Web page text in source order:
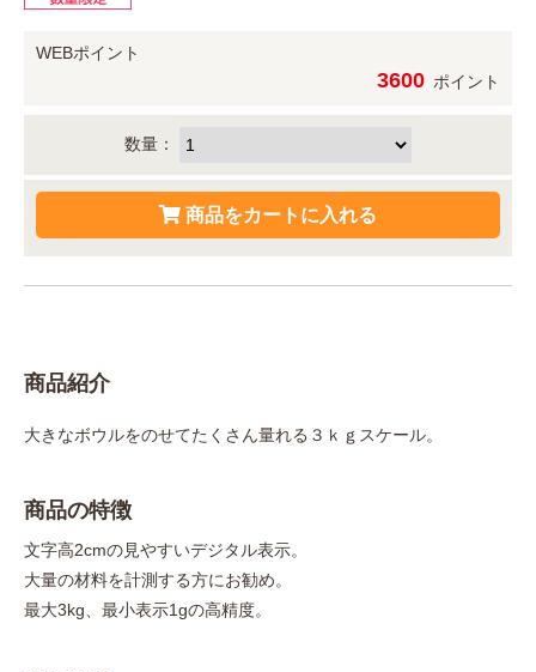
WEBポイント
3600 ポイント
数量：
商品紹介
大きなボウルをのせてたくさん量れる３ｋｇスケール。
商品の特徴
文字高2cmの見やすいデジタル表示。
大量の材料を計測する方にお勧め。
最大3kg、最小表示1gの高精度。